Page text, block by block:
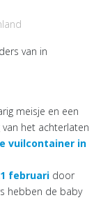
meisje en een
het achterlaten
vuilcontainer in
februari door
hebben de baby